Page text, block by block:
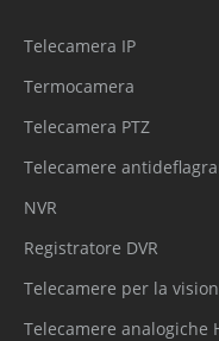
Telecamera IP
Termocamera
Telecamera PTZ
Telecamere
NVR
Registratore DVR
Telecamere per la
Telecamere analogiche